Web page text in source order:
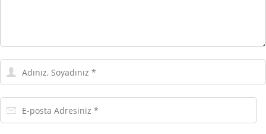
Adınız,
Soyadınız
E-
posta